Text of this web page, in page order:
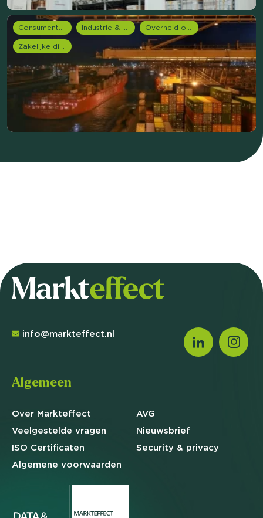
Consumentenonderzoek Industrie & Productie Overheid onderzoek
Zakelijke dienstverlening (B2B)
info@markteffect.nl
Algemeen
Over Markteffect
Veelgestelde vragen
ISO Certificaten
Algemene voorwaarden
AVG
Nieuwsbrief
Security & privacy